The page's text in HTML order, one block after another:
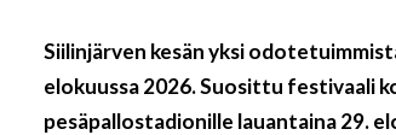
Siilinjärven kesän yksi
elokuussa 2026. Suosittu festivaali
pesäpallostadionille lauantaina 29.